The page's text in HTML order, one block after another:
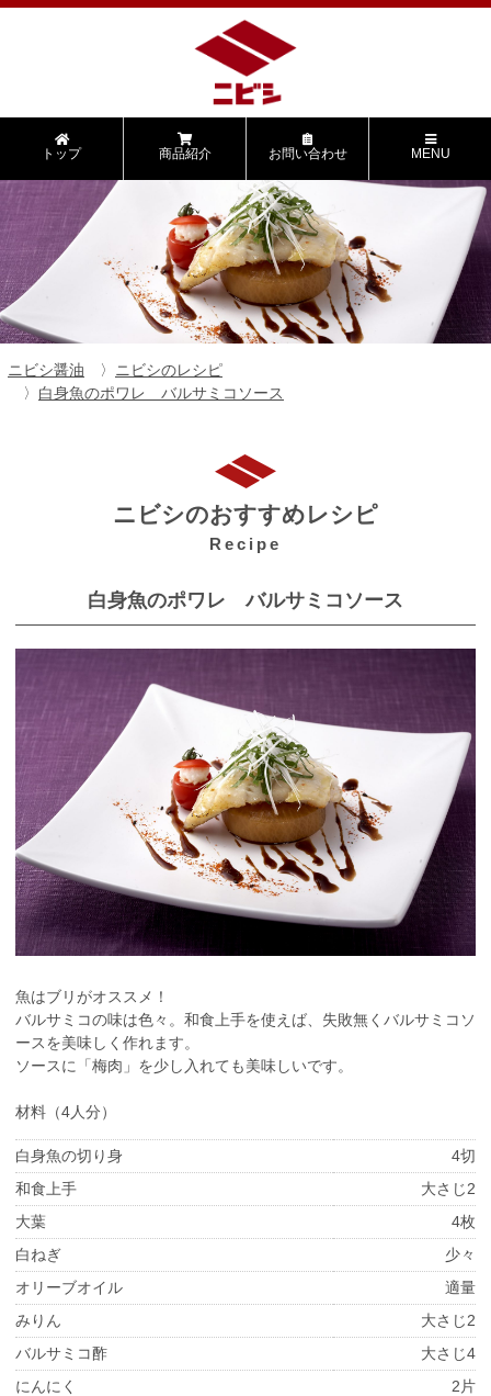
トップ 商品紹介 お問い合わせ MENU
ニビシ醤油
ニビシのレシピ
白身魚のポワレ バルサミコソース
ニビシのおすすめレシピ
Recipe
白身魚のポワレ バルサミコソース
魚はブリがオススメ！
バルサミコの味は色々。和食上手を使えば、失敗無くバルサミコソ
ースを美味しく作れます。
ソースに「梅肉」を少し入れても美味しいです。
材料（4人分）
白身魚の切り身
4切
和食上手
大さじ2
大葉
4枚
白ねぎ
少々
オリーブオイル
適量
みりん
大さじ2
バルサミコ酢
大さじ4
にんにく
2片